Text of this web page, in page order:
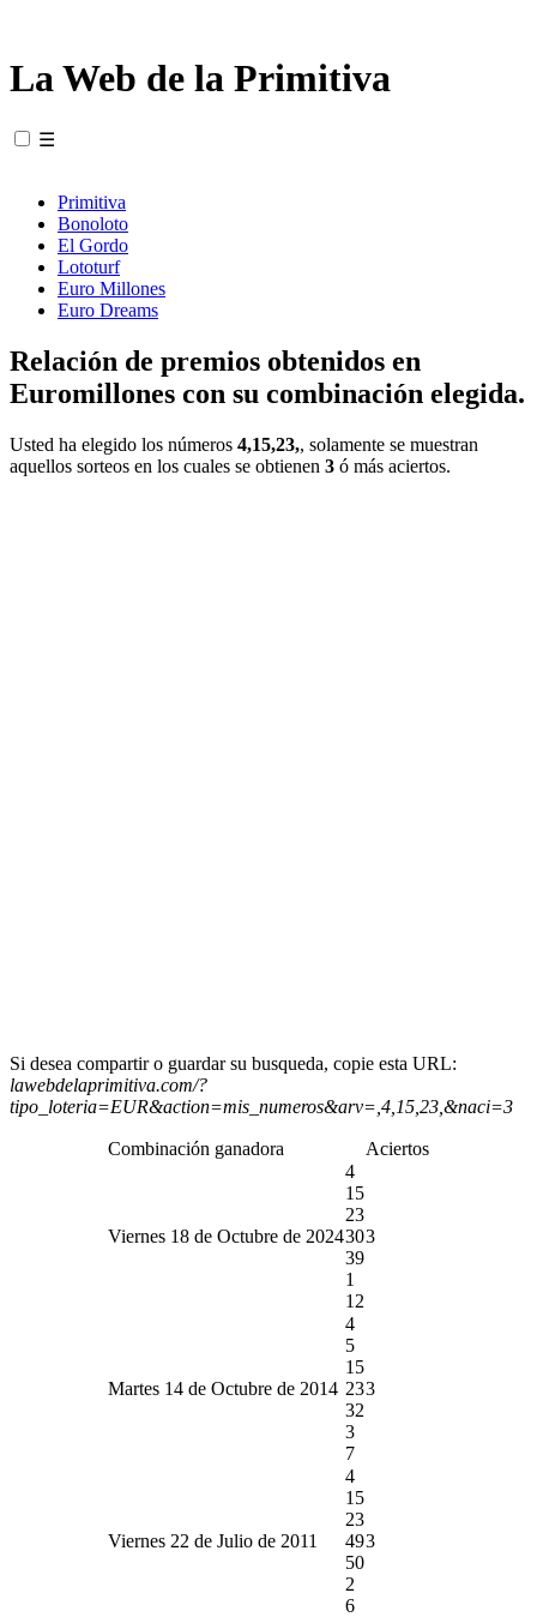
La Web de la Primitiva
☰
Primitiva
Bonoloto
El Gordo
Lototurf
Euro Millones
Euro Dreams
Relación de premios obtenidos en
Euromillones con su combinación elegida.
Usted ha elegido los números 4,15,23,, solamente se muestran
aquellos sorteos en los cuales se obtienen 3 ó más aciertos.
Si desea compartir o guardar su busqueda, copie esta URL:
lawebdelaprimitiva.com/?
tipo_loteria=EUR&action=mis_numeros&arv=,4,15,23,&naci=3
Combinación ganadora Aciertos
Viernes 18 de Octubre de 2024
4
15
23
30
39
1
12
3
Martes 14 de Octubre de 2014
4
5
15
23
32
3
7
3
Viernes 22 de Julio de 2011
4
15
23
49
50
2
6
3